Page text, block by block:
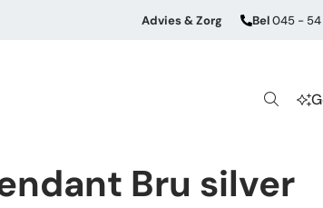
Advies & Zorg Bel045 - 54
Bru silver